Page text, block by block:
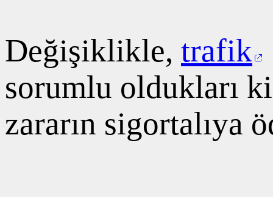
Değişiklikle, trafik
sorumlu oldukları
zararın sigortalıya